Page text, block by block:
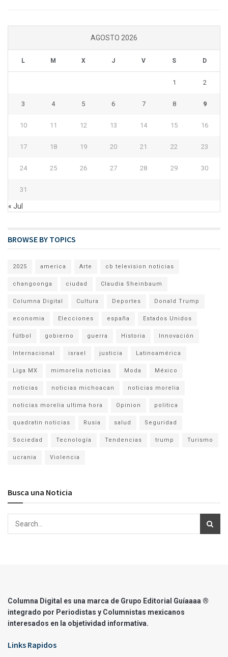
AGOSTO 2026
L M X J V S D
1 2
3 4 5 6 7 8 9
10 11 12 13 14 15 16
17 18 19 20 21 22 23
24 25 26 27 28 29 30
31
« Jul
BROWSE BY TOPICS
2025 america Arte cb television noticias
changoonga ciudad Claudia Sheinbaum
Columna Digital Cultura Deportes Donald Trump
economia Elecciones españa Estados Unidos
fútbol gobierno guerra Historia Innovación
Internacional israel justicia Latinoamérica
Liga MX mimorelia noticias Moda México
noticias noticias michoacan noticias morelia
noticias morelia ultima hora Opinion politica
quadratin noticias Rusia salud Seguridad
Sociedad Tecnología Tendencias trump Turismo
ucrania Violencia
Busca una Noticia
Columna Digital es una marca de Grupo Editorial Guíaaaa ®
integrado por Periodistas y Columnistas mexicanos
interesados en la objetividad informativa.
Links Rapidos